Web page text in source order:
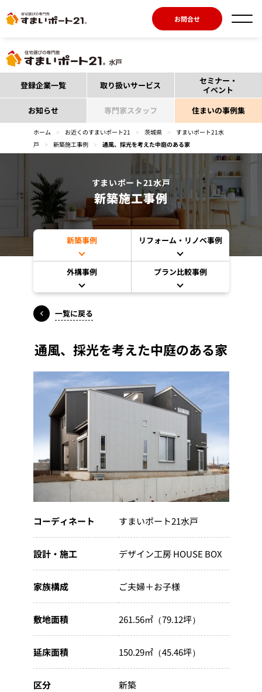
お問合せ
登録企業一覧 取り扱いサービス
セミナー・
イベント
お知らせ
専門家スタッフ 住まいの事例集
ホーム > お近くのすまいポート21 > 茨城県 >
すまいポート21水
戸
> 新築施工事例 > 通風、採光を考えた中庭のある家
すまいポート21水戸
新築施工事例
新築事例 リフォーム・リノベ事例
外構事例 プラン比較事例
一覧に戻る
通風、採光を考えた中庭のある家
コーディネート すまいポート21水戸
設計・施工 デザイン工房 HOUSE BOX
家族構成 ご夫婦＋お子様
敷地面積 261.56㎡（79.12坪）
延床面積 150.29㎡（45.46坪）
区分 新築